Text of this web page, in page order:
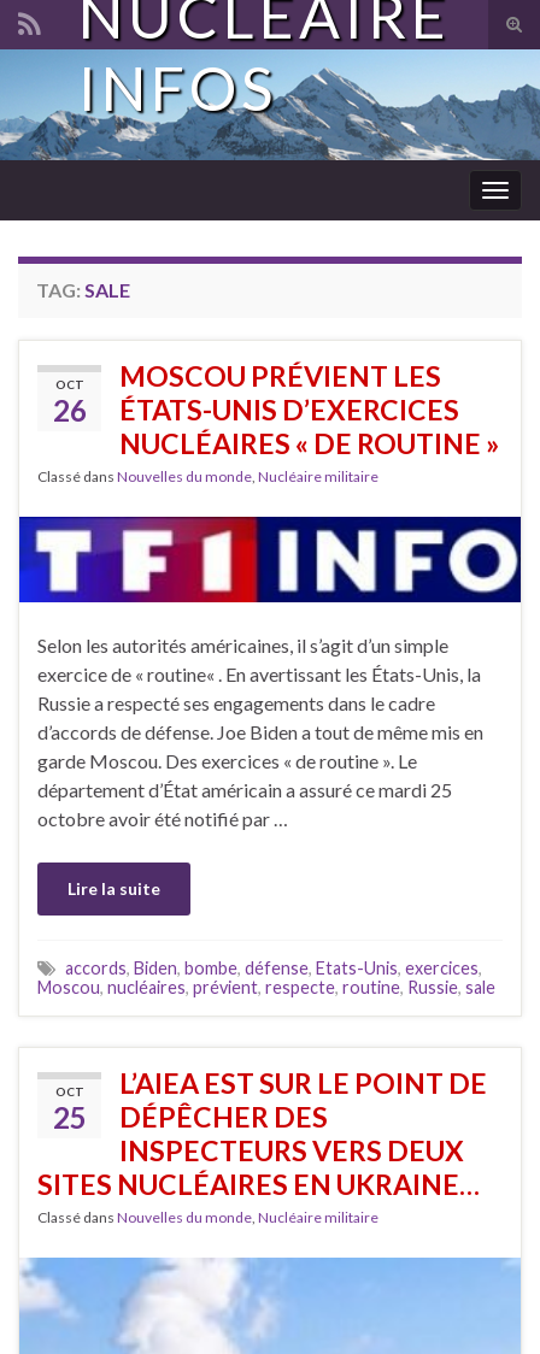
Search for:
NUCLÉAIRE
INFOS
TAG: SALE
OCT
26
MOSCOU PRÉVIENT LES
ÉTATS-UNIS D’EXERCICES
NUCLÉAIRES « DE ROUTINE »
Classé dans Nouvelles du monde, Nucléaire militaire
Selon les autorités américaines, il s’agit d’un simple
exercice de « routine« . En avertissant les États-Unis, la
Russie a respecté ses engagements dans le cadre
d’accords de défense. Joe Biden a tout de même mis en
garde Moscou. Des exercices « de routine ». Le
département d’État américain a assuré ce mardi 25
octobre avoir été notifié par …
Lire la suite
accords, Biden, bombe, défense, Etats-Unis, exercices,
Moscou, nucléaires, prévient, respecte, routine, Russie, sale
OCT
25
L’AIEA EST SUR LE POINT DE
DÉPÊCHER DES
INSPECTEURS VERS DEUX
SITES NUCLÉAIRES EN UKRAINE…
Classé dans Nouvelles du monde Nucléaire militaire